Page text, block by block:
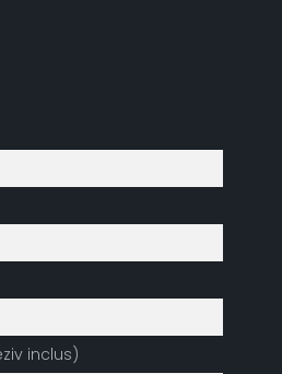
inclus)